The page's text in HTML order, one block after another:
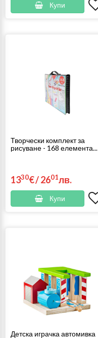
Купи
Творчески комплект за
рисуване - 168 елемента...
1330€/2601лв.
Купи
Детска играчка автомивка